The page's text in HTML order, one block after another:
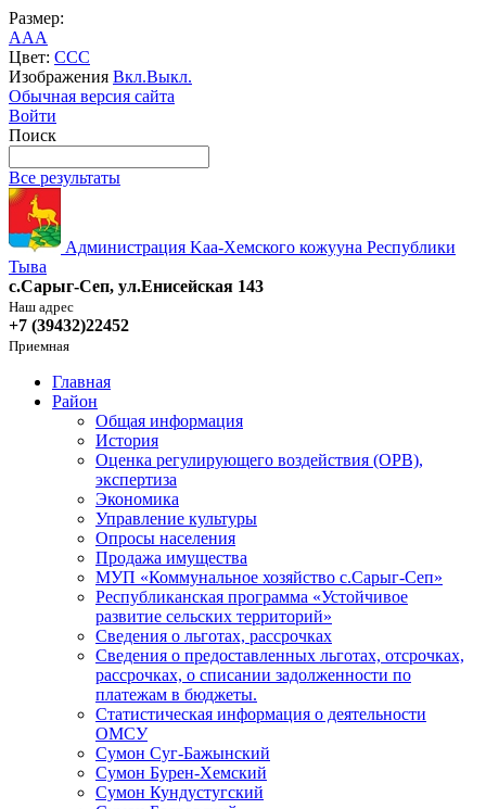
Размер:
AAA
Цвет: CCC
Изображения Вкл.Выкл.
Обычная версия сайта
Войти
Поиск
Все результаты
Администрация Kaa-Хемского кожууна Республики
Тыва
с.Сарыг-Сеп, ул.Енисейская 143
Наш адрес
+7 (39432)22452
Приемная
Главная
Район
Общая информация
История
Оценка регулирующего воздействия (ОРВ),
экспертиза
Экономика
Управление культуры
Опросы населения
Продажа имущества
МУП «Коммунальное хозяйство с.Сарыг-Сеп»
Республиканская программа «Устойчивое
развитие сельских территорий»
Сведения о льготах, рассрочках
Сведения о предоставленных льготах, отсрочках,
рассрочках, о списании задолженности по
платежам в бюджеты.
Статистическая информация о деятельности
ОМСУ
Сумон Суг-Бажынский
Сумон Бурен-Хемский
Сумон Кундустугский